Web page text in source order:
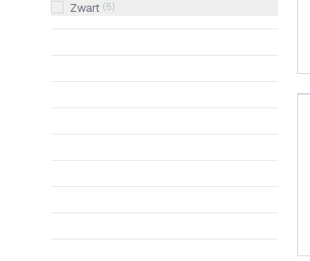
Zwart (5)